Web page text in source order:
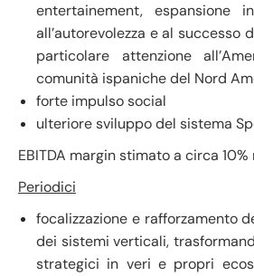
entertainement, espansione
all’autorevolezza e al successo
particolare attenzione
comunità ispaniche del Nord
forte impulso social
ulteriore sviluppo del sistema
EBITDA margin stimato a circa 10%
Periodici
focalizzazione e rafforzamento
dei sistemi verticali,
strategici in veri e propri